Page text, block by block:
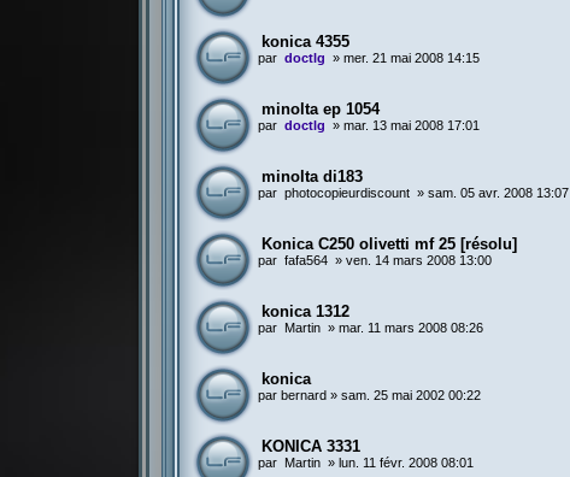
konica 4355
par doctlg »mer. 21 mai 2008 14:15
minolta ep 1054
par doctlg »mar. 13 mai 2008 17:01
minolta di183
par photocopieurdiscount »sam. 05 avr. 2008 13:07
Konica C250 olivetti mf 25 [résolu]
par fafa564 »ven. 14 mars 2008 13:00
konica 1312
par Martin »mar. 11 mars 2008 08:26
konica
par bernard »sam. 25 mai 2002 00:22
KONICA 3331
par Martin » lun. 11 févr. 2008 08:01